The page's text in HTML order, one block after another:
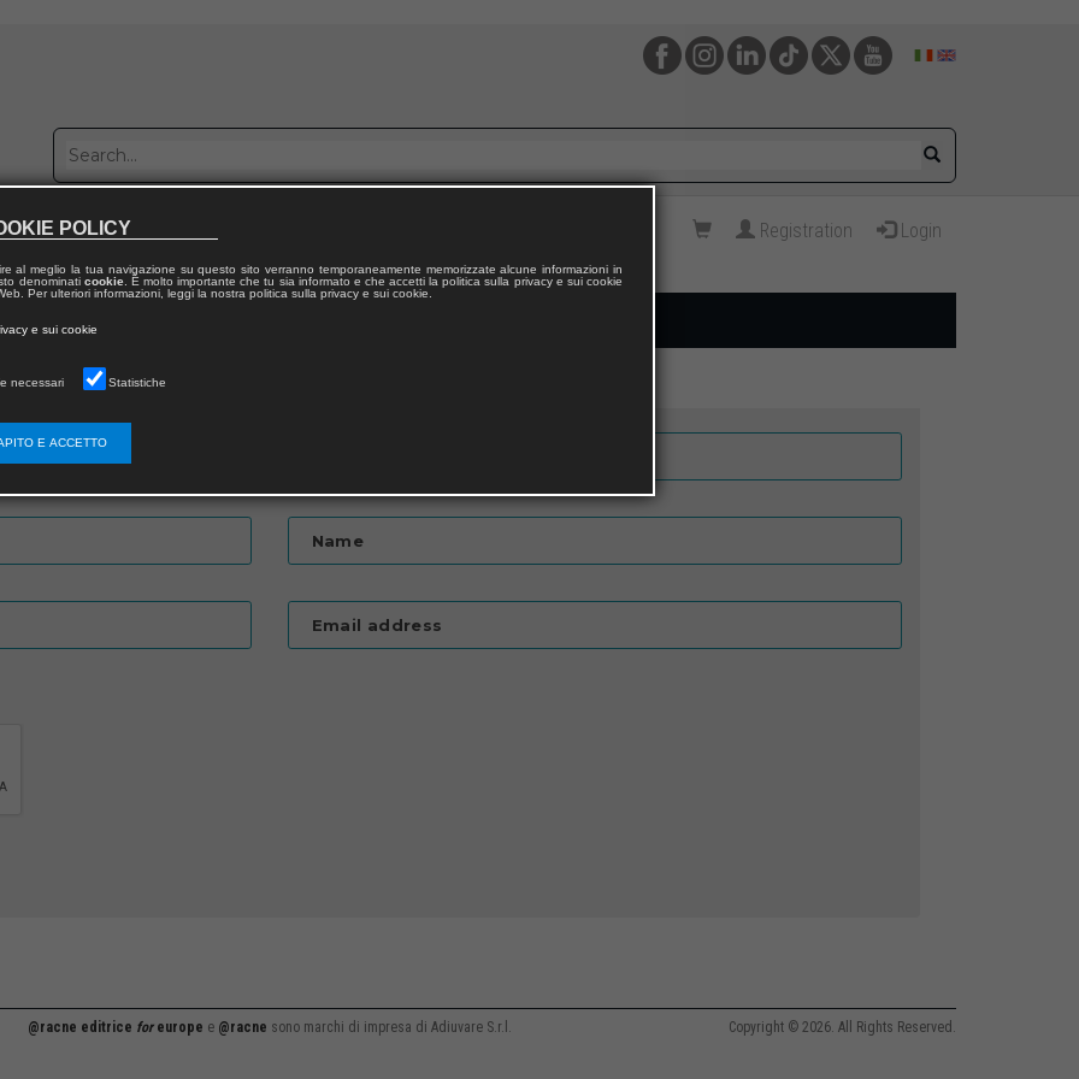
with us Registration Login
Name
Email address
@racne editrice foreurope e @racne sono marchi di impresa di Adiuvare S.r.l. Copyright © 2026. All Rights Reserved.
POLICY
al meglio la tua navigazione su questo sito verranno temporaneamente memorizzate alcune informazioni in
denominati cookie. È molto importante che tu sia informato e che accetti la politica sulla privacy e sui cookie
Per ulteriori informazioni, leggi la nostra politica sulla privacy e sui cookie.
e sui cookie
necessari Statistiche
E ACCETTO